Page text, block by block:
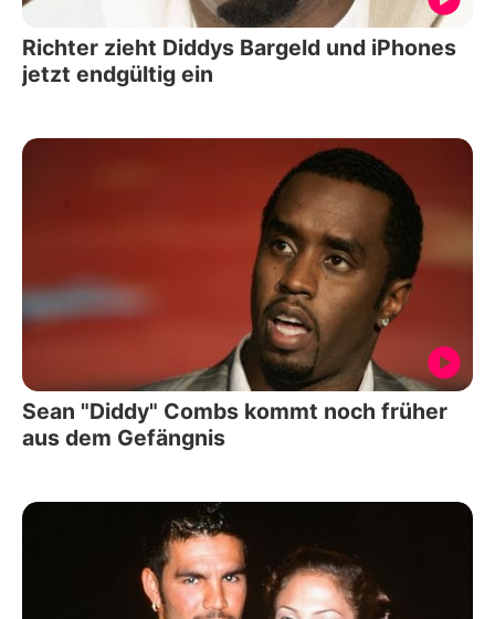
Richter zieht Diddys Bargeld und iPhones
jetzt endgültig ein
Sean "Diddy" Combs kommt noch früher
aus dem Gefängnis